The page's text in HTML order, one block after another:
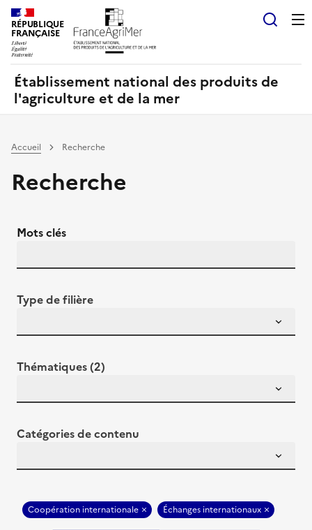
RÉPUBLIQUE
FRANÇAISE
Établissement national des produits de
l'agriculture et de la mer
Accueil Recherche
Recherche
Mots clés
Type de filière
Thématiques (2)
Catégories de contenu
Coopération internationale Échanges internationaux
Panneau de gestion des cookies